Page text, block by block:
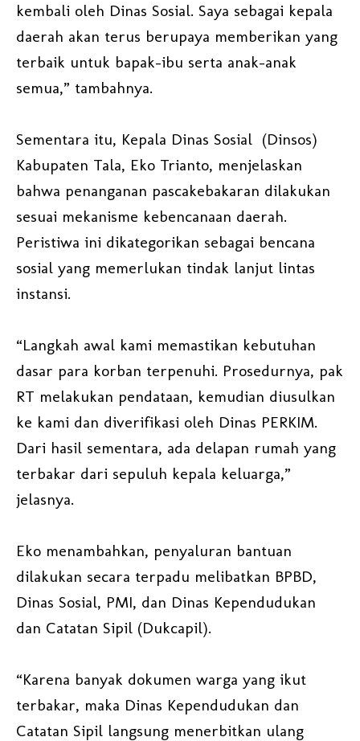
kembali oleh Dinas Sosial. Saya sebagai kepala
daerah akan terus berupaya memberikan yang
terbaik untuk bapak-ibu serta anak-anak
semua,” tambahnya.
Sementara itu, Kepala Dinas Sosial (Dinsos)
Kabupaten Tala, Eko Trianto, menjelaskan
bahwa penanganan pascakebakaran dilakukan
sesuai mekanisme kebencanaan daerah.
Peristiwa ini dikategorikan sebagai bencana
sosial yang memerlukan tindak lanjut lintas
instansi.
“Langkah awal kami memastikan kebutuhan
dasar para korban terpenuhi. Prosedurnya, pak
RT melakukan pendataan, kemudian diusulkan
ke kami dan diverifikasi oleh Dinas PERKIM.
Dari hasil sementara, ada delapan rumah yang
terbakar dari sepuluh kepala keluarga,”
jelasnya.
Eko menambahkan, penyaluran bantuan
dilakukan secara terpadu melibatkan BPBD,
Dinas Sosial, PMI, dan Dinas Kependudukan
dan Catatan Sipil (Dukcapil).
“Karena banyak dokumen warga yang ikut
terbakar, maka Dinas Kependudukan dan
Catatan Sipil langsung menerbitkan ulang